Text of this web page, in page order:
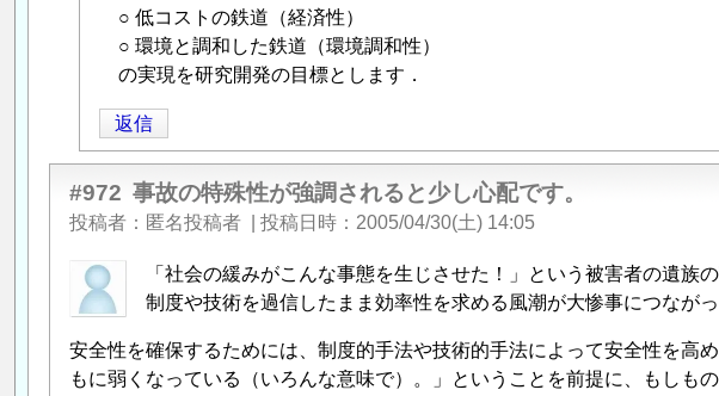
」
の
返
信
○ 低コストの鉄道（経済性）
○ 環境と調和した鉄道（環境調和性）
の実現を研究開発の目標とします．
返信
#972 事故の特殊性が強調されると少し心配です。
投稿者 匿名投稿者 投稿日時 2005/04/30(土) 14:05
「社会の緩みがこんな事態を生じさせた！」という被害者の遺族
制度や技術を過信したまま効率性を求める風潮が大惨事につながっ
安全性を確保するためには、制度的手法や技術的手法によって安全性を高
もに弱くなっている（いろんな意味で）。」ということを前提に、もしも